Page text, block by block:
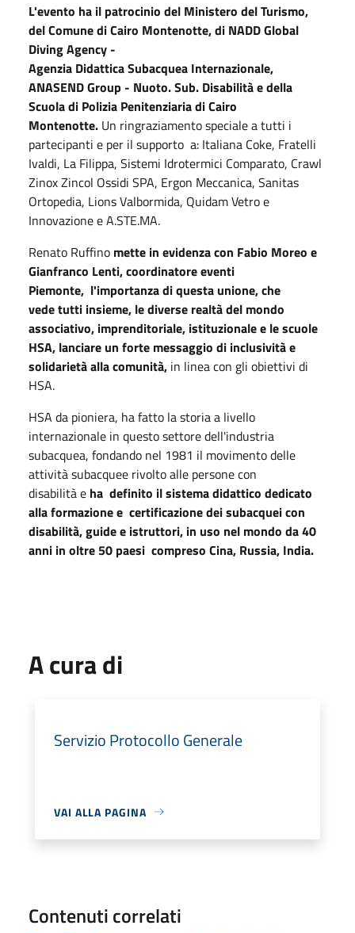
L'evento ha il patrocinio del Ministero del Turismo,
del Comune di Cairo Montenotte, di NADD Global
Diving Agency -
Agenzia Didattica Subacquea Internazionale,
ANASEND Group - Nuoto. Sub. Disabilità e della
Scuola di Polizia Penitenziaria di Cairo
Montenotte. Un ringraziamento speciale a tutti i
partecipanti e per il supporto a: Italiana Coke, Fratelli
Ivaldi, La Filippa, Sistemi Idrotermici Comparato, Crawl
Zinox Zincol Ossidi SPA, Ergon Meccanica, Sanitas
Ortopedia, Lions Valbormida, Quidam Vetro e
Innovazione e A.STE.MA.
Renato Ruffino mette in evidenza con Fabio Moreo e
Gianfranco Lenti, coordinatore eventi
Piemonte, l'importanza di questa unione, che
vede tutti insieme, le diverse realtà del mondo
associativo, imprenditoriale, istituzionale e le scuole
HSA, lanciare un forte messaggio di inclusività e
solidarietà alla comunità, in linea con gli obiettivi di
HSA.
HSA da pioniera, ha fatto la storia a livello
internazionale in questo settore dell'industria
subacquea, fondando nel 1981 il movimento delle
attività subacquee rivolto alle persone con
disabilità e ha definito il sistema didattico dedicato
alla formazione e certificazione dei subacquei con
disabilità, guide e istruttori, in uso nel mondo da 40
anni in oltre 50 paesi compreso Cina, Russia, India.
A cura di
Servizio Protocollo Generale
VAI ALLA PAGINA
Contenuti correlati